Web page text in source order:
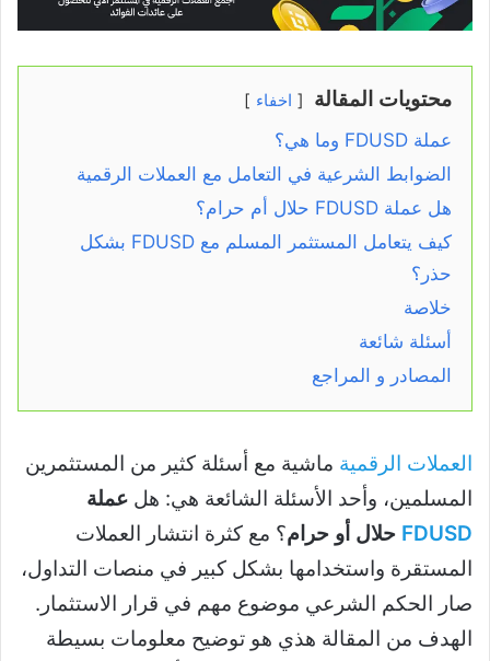
محتويات المقالة اخفاء
عملة FDUSD وما هي؟
الضوابط الشرعية في التعامل مع العملات الرقمية
هل عملة FDUSD حلال أم حرام؟
كيف يتعامل المستثمر المسلم مع FDUSD بشكل
حذر؟
خلاصة
أسئلة شائعة
المصادر و المراجع
العملات الرقمية ماشية مع أسئلة كثير من المستثمرين
المسلمين، وأحد الأسئلة الشائعة هي: هل عملة
FDUSD حلال أو حرام؟ مع كثرة انتشار العملات
المستقرة واستخدامها بشكل كبير في منصات التداول،
صار الحكم الشرعي موضوع مهم في قرار الاستثمار.
الهدف من المقالة هذي هو توضيح معلومات بسيطة